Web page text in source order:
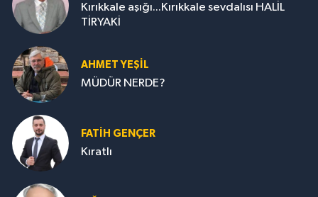
Kırıkkale aşığı...Kırıkkale sevdalısı HALİL
TİRYAKİ
AHMET YEŞİL
MÜDÜR NERDE?
FATIH GENÇER
Kıratlı